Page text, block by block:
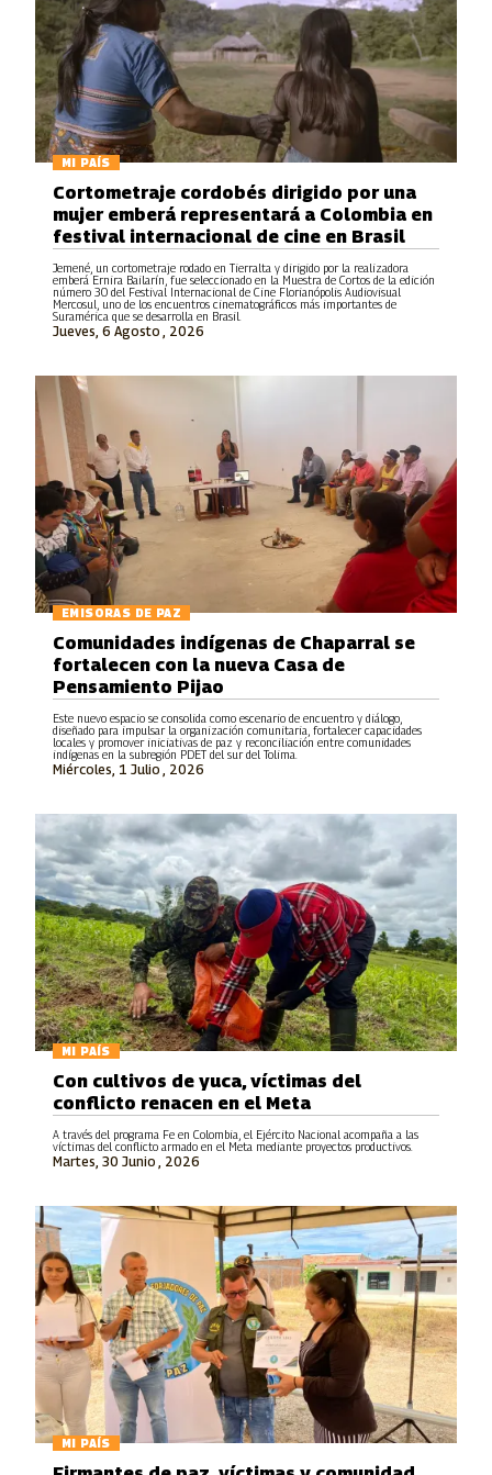
MI PAÍS
Jemené, un cortometraje rodado en Tierralta y dirigido por la realizadora
emberá Ernira Bailarín, fue seleccionado en la Muestra de Cortos de la edición
número 30 del Festival Internacional de Cine Florianópolis Audiovisual
Mercosul, uno de los encuentros cinematográficos más importantes de
Suramérica que se desarrolla en Brasil.
Jueves, 6 Agosto , 2026
Cortometraje cordobés dirigido por una
mujer emberá representará a Colombia en
festival internacional de cine en Brasil
EMISORAS DE PAZ
Miércoles, 1 Julio , 2026
Comunidades indígenas de Chaparral se
fortalecen con la nueva Casa de
Pensamiento Pijao
Este nuevo espacio se consolida como escenario de encuentro y diálogo,
diseñado para impulsar la organización comunitaria, fortalecer capacidades
locales y promover iniciativas de paz y reconciliación entre comunidades
indígenas en la subregión PDET del sur del Tolima.
MI PAÍS
Martes, 30 Junio , 2026
Con cultivos de yuca, víctimas del
conflicto renacen en el Meta
A través del programa Fe en Colombia, el Ejército Nacional acompaña a las
víctimas del conflicto armado en el Meta mediante proyectos productivos.
MI PAÍS